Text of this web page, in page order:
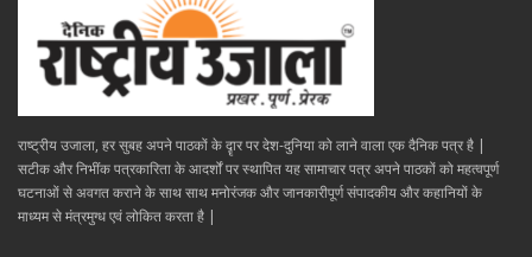
राष्ट्रीय उजाला, हर सुबह अपने पाठकों के दॄार पर देश-दुनिया को लाने वाला एक दैनिक पत्र है |
सटीक और निभींक पत्रकारिता के आदर्शों पर स्थापित यह सामाचार पत्र अपने पाठकों को महत्वपूर्ण
घटनाओं से अवगत कराने के साथ साथ मनोरंजक और जानकारीपूर्ण संपादकीय और कहानियों के
माध्यम से मंत्रमुग्ध एवं लोकित करता है |